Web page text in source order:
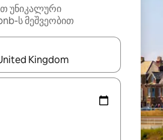
უნიკალური
ს მეშვეობით
გახდება, ნავიგაციისთვის